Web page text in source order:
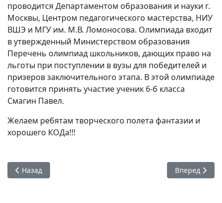
проводится Департаментом образования и науки г.
Москвы, Центром педагогического мастерства, НИУ
ВШЭ и МГУ им. М.В. Ломоносова. Олимпиада входит
в утвержденный Министерством образования
Перечень олимпиад школьников, дающих право на
льготы при поступлении в вузы для победителей и
призеров заключительного этапа. В этой олимпиаде
готовится принять участие ученик 6-б класса
Смагин Павел.
Желаем ребятам творческого полета фантазии и
хорошего КОДа!!!
Предыдущий: Проекты Ильи Близнова
Назад Следующий:
Вперед